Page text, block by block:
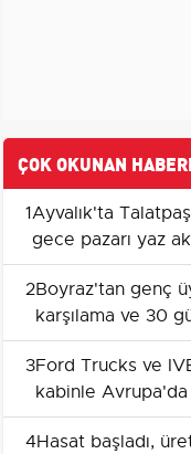
ÇOK OKUNAN
1Ayvalık'ta
gece pazarı yaz
katıyor
2Boyraz'tan genç
karşılama ve 30
3Ford Trucks ve
kabinle
başlatıyor
4Hasat başladı,